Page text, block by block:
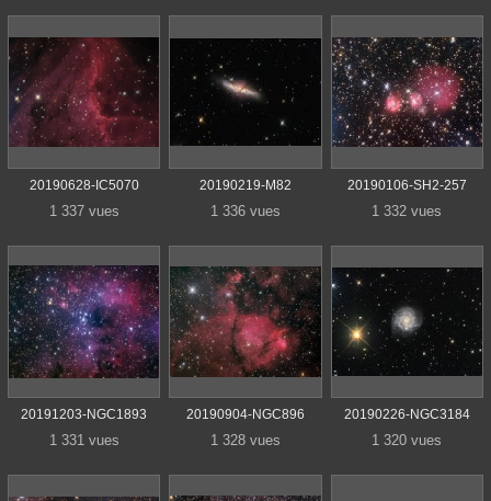
20190628-IC5070
1 337 vues
20190219-M82
1 336 vues
20190106-SH2-257
1 332 vues
20191203-NGC1893
1 331 vues
20190904-NGC896
1 328 vues
20190226-NGC3184
1 320 vues